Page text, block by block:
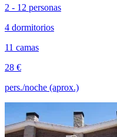
2 - 12 personas
4 dormitorios
11 camas
28 €
pers./noche (aprox.)